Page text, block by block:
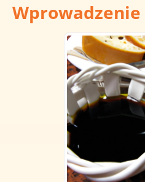
Wprowadzenie